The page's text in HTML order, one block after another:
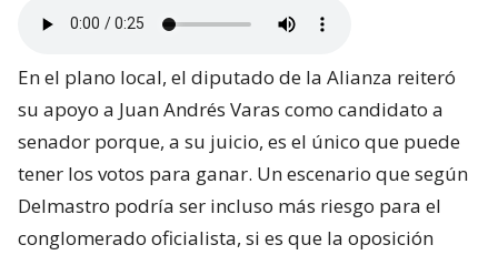
En el plano local, el diputado de la Alianza reiteró
su apoyo a Juan Andrés Varas como candidato a
senador porque, a su juicio, es el único que puede
tener los votos para ganar. Un escenario que según
Delmastro podría ser incluso más riesgo para el
conglomerado oficialista, si es que la oposición